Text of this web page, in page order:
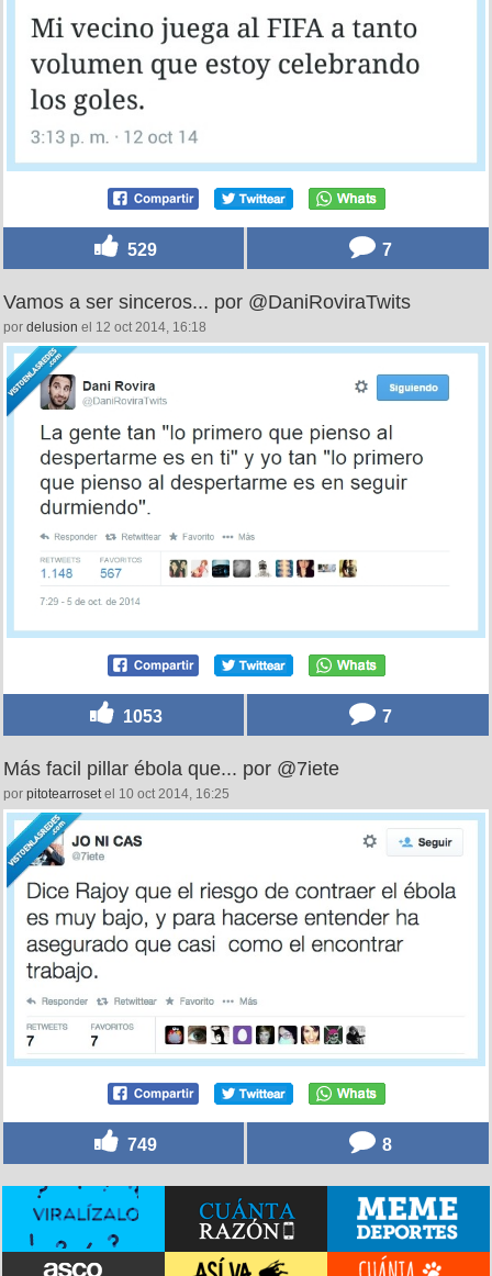
529 7
Vamos a ser sinceros... por @DaniRoviraTwits
por delusion el 12 oct 2014, 16:18
1053 7
Más facil pillar ébola que... por @7iete
por pitotearrosetel 10 oct 2014, 16:25
749 8